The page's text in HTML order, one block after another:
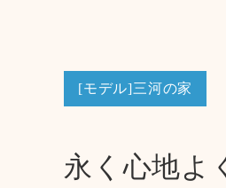
[モデル]三河の家
永く心地よ